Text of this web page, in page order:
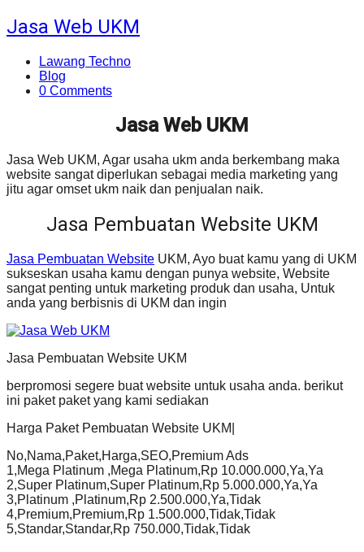
Jasa Web UKM
Lawang Techno
Blog
0 Comments
Jasa Web UKM
Jasa Web UKM, Agar usaha ukm anda berkembang maka
website sangat diperlukan sebagai media marketing yang
jitu agar omset ukm naik dan penjualan naik.
Jasa Pembuatan Website UKM
Jasa Pembuatan Website UKM, Ayo buat kamu yang di UKM
sukseskan usaha kamu dengan punya website, Website
sangat penting untuk marketing produk dan usaha, Untuk
anda yang berbisnis di UKM dan ingin
Jasa Pembuatan Website UKM
berpromosi segere buat website untuk usaha anda. berikut
ini paket paket yang kami sediakan
Harga Paket Pembuatan Website UKM|
No,Nama,Paket,Harga,SEO,Premium Ads
1,Mega Platinum ,Mega Platinum,Rp 10.000.000,Ya,Ya
2,Super Platinum,Super Platinum,Rp 5.000.000,Ya,Ya
3,Platinum ,Platinum,Rp 2.500.000,Ya,Tidak
4,Premium,Premium,Rp 1.500.000,Tidak,Tidak
5,Standar,Standar,Rp 750.000,Tidak,Tidak